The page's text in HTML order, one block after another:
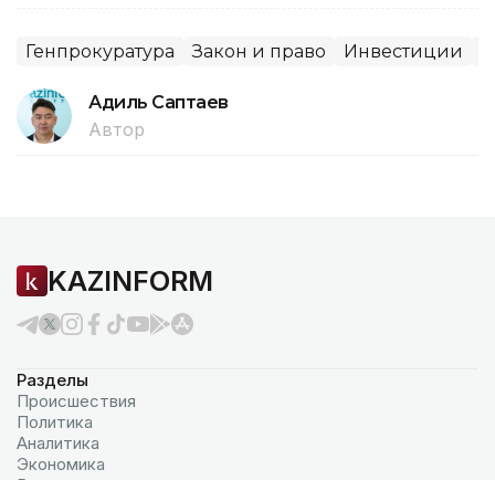
Генпрокуратура Закон и право Инвестиции
Адиль Саптаев
Автор
KAZINFORM
Разделы
Происшествия
Политика
Аналитика
Экономика